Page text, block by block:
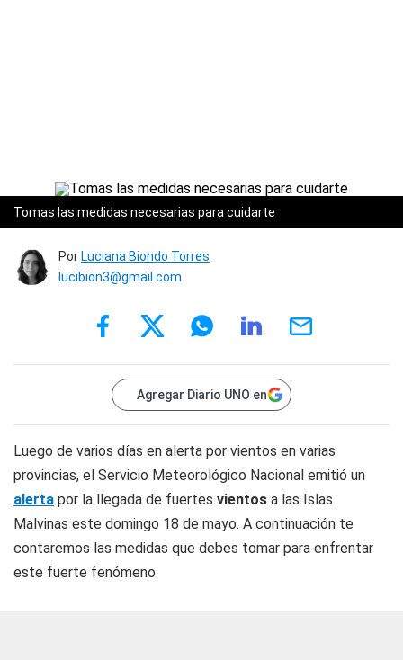
Tomas las medidas necesarias para cuidarte
Por Luciana Biondo Torres
lucibion3@gmail.com
Agregar Diario UNO en
Luego de varios días en alerta por vientos en varias
provincias, el Servicio Meteorológico Nacional emitió un
alerta por la llegada de fuertes vientos a las Islas
Malvinas este domingo 18 de mayo. A continuación te
contaremos las medidas que debes tomar para enfrentar
este fuerte fenómeno.